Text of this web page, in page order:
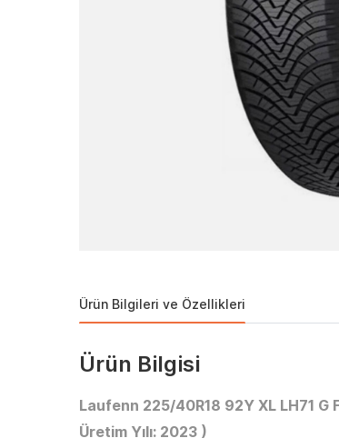
Ürün Bilgileri ve Özellikleri
Ürün Bilgisi
Laufenn 225/40R18 92Y XL LH71
Üretim Yılı: 2023 )